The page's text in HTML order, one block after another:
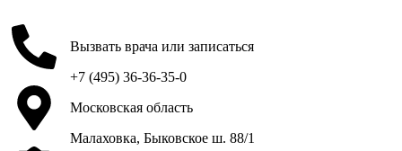
Вызвать врача или записаться
+7 (495) 36-36-35-0
Московская область
Малаховка, Быковское ш. 88/1